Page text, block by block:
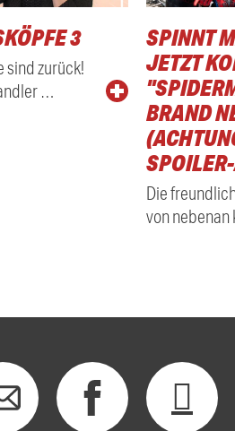
3
sind zurück!
…
SPINNT
JETZT
BRAND
Die
von